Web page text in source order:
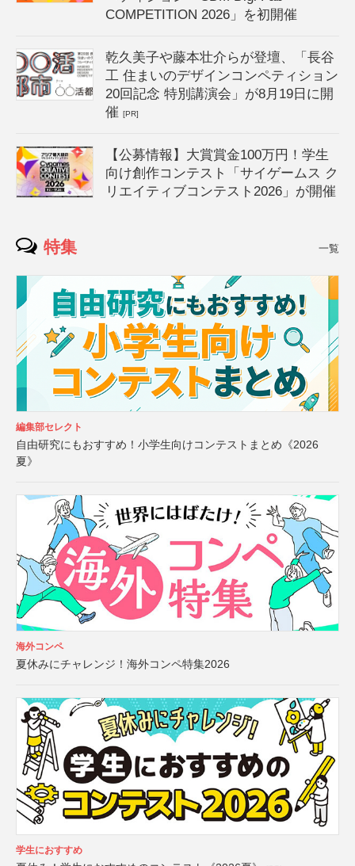
COMPETITION 2026」を初開催
乾久美子や藤本壮介らが登壇、「長谷
工 住まいのデザインコンペティション
20回記念 特別講演会」が8月19日に開
催[PR]
【公募情報】大賞賞金100万円！学生
向け創作コンテスト「サイゲームス ク
リエイティブコンテスト2026」が開催
特集 一覧
編集部セレクト
自由研究にもおすすめ！小学生向けコンテストまとめ《2026
夏》
海外コンペ
夏休みにチャレンジ！海外コンペ特集2026
学生におすすめ